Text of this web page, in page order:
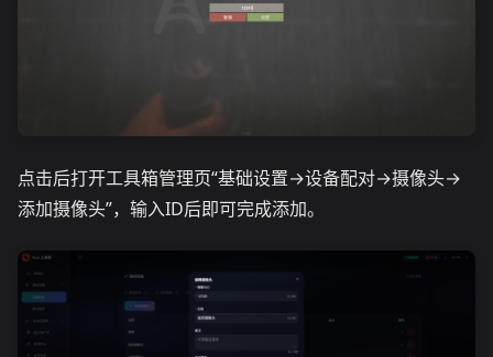
点击后打开工具箱管理页“基础设置→设备配对→摄像头→
添加摄像头”，输入ID后即可完成添加。